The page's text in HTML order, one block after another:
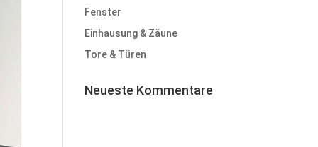
Fenster
Einhausung & Zäune
Tore & Türen
Neueste Kommentare